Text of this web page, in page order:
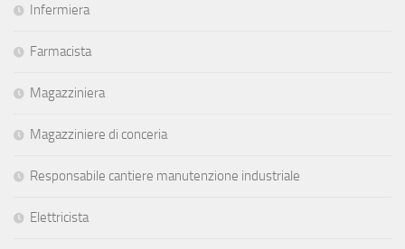
Infermiera
Farmacista
Magazziniera
Magazziniere di conceria
Responsabile cantiere manutenzione industriale
Elettricista